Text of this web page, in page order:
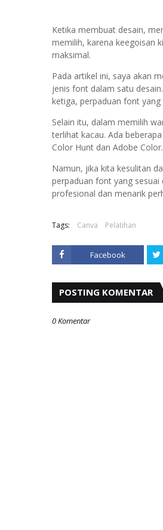
Ketika membuat desain,
memilih, karena keegoisan
maksimal.
Pada artikel ini, saya akan
jenis font dalam satu
ketiga, perpaduan font
Selain itu, dalam memilih
terlihat kacau. Ada
Color Hunt dan Adobe Color.
Namun, jika kita kesulitan
perpaduan font yang
profesional dan menarik
Tags: Canva Pelatihan
Facebook
POSTING KOMENTAR
0 Komentar